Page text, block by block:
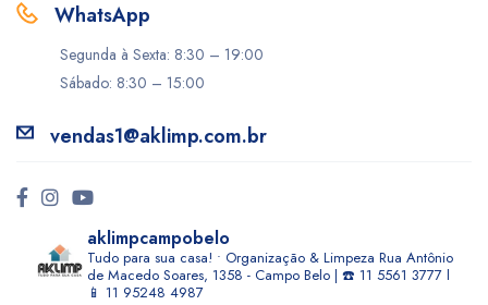
WhatsApp
Segunda à Sexta: 8:30 – 19:00
Sábado: 8:30 – 15:00
vendas1@aklimp.com.br
aklimpcampobelo
Tudo para sua casa! • Organização & Limpeza Rua Antônio
de Macedo Soares, 1358 - Campo Belo | ☎️ 11 5561 3777 l
📱 11 95248 4987